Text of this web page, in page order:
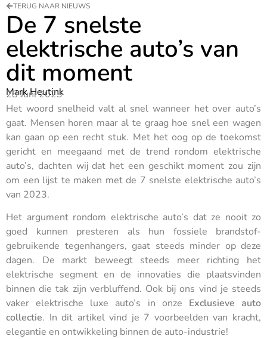
TERUG NAAR NIEUWS
De 7 snelste
elektrische auto’s van
dit moment
Mark Heutink
28 Juni 2023
Het woord snelheid valt al snel wanneer het over auto’s
gaat. Mensen horen maar al te graag hoe snel een wagen
kan gaan op een recht stuk. Met het oog op de toekomst
gericht en meegaand met de trend rondom elektrische
auto’s, dachten wij dat het een geschikt moment zou zijn
om een lijst te maken met de 7 snelste elektrische auto’s
van 2023.
Het argument rondom elektrische auto’s dat ze nooit zo
goed kunnen presteren als hun fossiele brandstof-
gebruikende tegenhangers, gaat steeds minder op deze
dagen. De markt beweegt steeds meer richting het
elektrische segment en de innovaties die plaatsvinden
binnen die tak zijn verbluffend. Ook bij ons vind je steeds
vaker elektrische luxe auto’s in onze Exclusieve auto
collectie. In dit artikel vind je 7 voorbeelden van kracht,
elegantie en ontwikkeling binnen de auto-industrie!